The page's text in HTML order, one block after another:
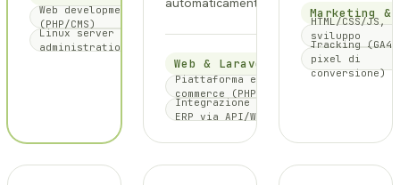
Web development
(PHP/CMS)
Linux server
administration
Web & Laravel
Piattaforma e-
commerce (PHP)
Integrazione
ERP via API/WS
Marketing &
HTML/CSS/JS,
sviluppo
lightweight
Tracking (GA4,
pixel di
conversione)